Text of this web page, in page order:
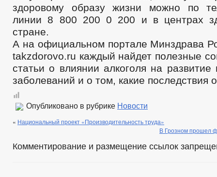
здоровому образу жизни можно по
линии 8 800 200 0 200 и в центрах
стране.
А на официальном портале Минздрава
takzdorovo.ru каждый найдет полезные
статьи о влиянии алкоголя на
заболеваний и о том, какие последствия
Опубликовано в рубрике Новости
« Национальный проект «Производительность труда»
В Грозном прошел
Комментирование и размещение ссылок